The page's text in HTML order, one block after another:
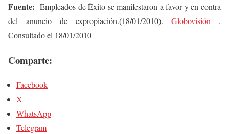
Fuente: Empleados de Éxito se manifestaron a favor y en contra
del anuncio de expropiación.(18/01/2010). Globovisión .
Consultado el 18/01/2010
Comparte:
Facebook
X
WhatsApp
Telegram